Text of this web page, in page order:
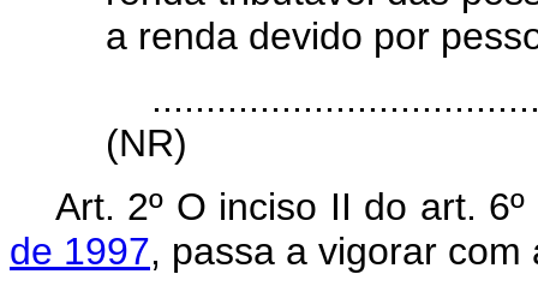
a renda devido por
(NR)
Art. 2º O inciso II do art.
de 1997, passa a vigorar